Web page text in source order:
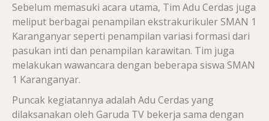
Sebelum memasuki acara utama, Tim Adu Cerdas juga
meliput berbagai penampilan ekstrakurikuler SMAN 1
Karanganyar seperti penampilan variasi formasi dari
pasukan inti dan penampilan karawitan. Tim juga
melakukan wawancara dengan beberapa siswa SMAN
1 Karanganyar.
Puncak kegiatannya adalah Adu Cerdas yang
dilaksanakan oleh Garuda TV bekerja sama dengan